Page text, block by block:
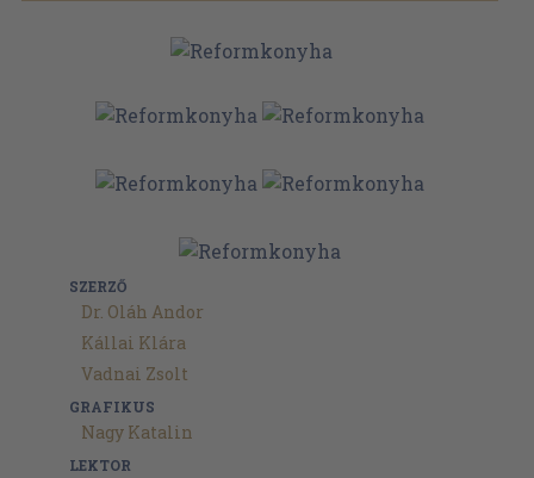
SZERZŐ
Dr. Oláh Andor
Kállai Klára
Vadnai Zsolt
GRAFIKUS
Nagy Katalin
LEKTOR